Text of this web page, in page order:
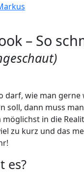
– So
darf, wie man
soll, dann muss
in die
zu kurz und das
es?